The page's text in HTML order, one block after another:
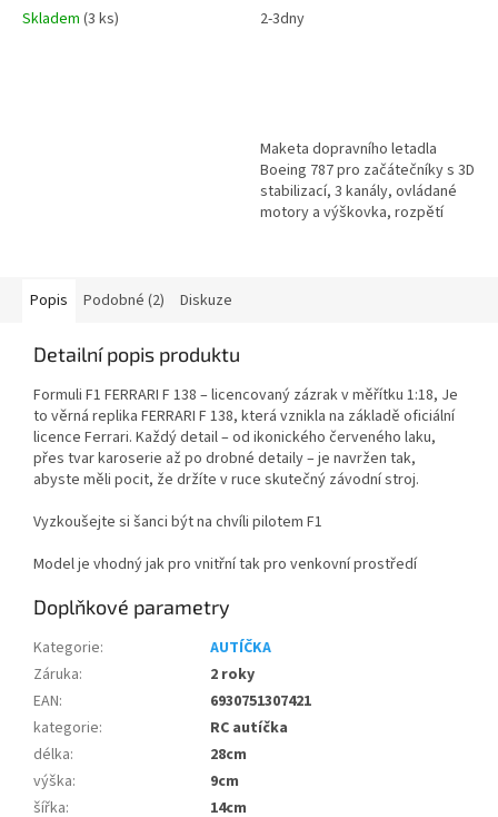
Skladem (3 ks) 2-3dny
Maketa dopravního letadla
Boeing 787 pro začátečníky s 3D
stabilizací, 3 kanály, ovládané
motory a výškovka, rozpětí
Popis Podobné (2) Diskuze
Detailní popis produktu
Formuli F1 FERRARI F 138 – licencovaný zázrak v měřítku 1:18, Je
to věrná replika FERRARI F 138, která vznikla na základě oficiální
licence Ferrari. Každý detail – od ikonického červeného laku,
přes tvar karoserie až po drobné detaily – je navržen tak,
abyste měli pocit, že držíte v ruce skutečný závodní stroj.
Vyzkoušejte si šanci být na chvíli pilotem F1
Model je vhodný jak pro vnitřní tak pro venkovní prostředí
Doplňkové parametry
Kategorie:
AUTÍČKA
Záruka:
2 roky
EAN:
6930751307421
kategorie:
RC autíčka
délka:
28cm
výška:
9cm
šířka:
14cm